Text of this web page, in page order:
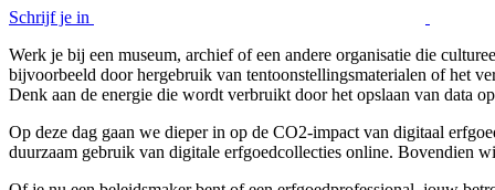
Schrijf je in
Werk je bij een museum, archief of een andere organisatie die
bijvoorbeeld door hergebruik van tentoonstellingsmaterialen of het
Denk aan de energie die wordt verbruikt door het opslaan van data
Op deze dag gaan we dieper in op de CO2-impact van digitaal
duurzaam gebruik van digitale erfgoedcollecties online. Bovendien